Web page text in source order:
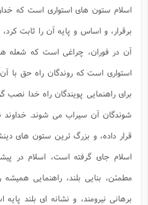
اسلام ستون هاى استوارى است كه
برقرار، و اساس و پايه آن را ثابت
آن در فوران، چراغى است كه شعله
استوارى است كه روندگان راه حق با
براى راهنمايى پويندگان راه خدا نصب
شوندگان آن سيراب مى شوند. خداوند
قرار داده، و بزرگ ترين ستون هاى
اسلام جاى گرفته است، اسلام در
مطمئن، بنايى بلند، راهنمايى
برهانى نيرومند، و نشانه اى بلند